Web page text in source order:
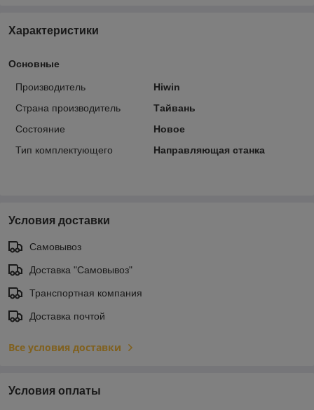
Характеристики
Основные
Производитель
Hiwin
Страна производитель
Тайвань
Состояние
Новое
Тип комплектующего
Направляющая станка
Условия доставки
Самовывоз
Доставка "Самовывоз"
Транспортная компания
Доставка почтой
Все условия доставки
Условия оплаты